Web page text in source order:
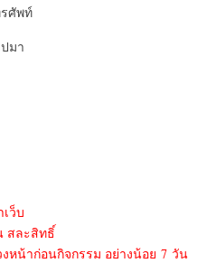
ศัพท์
มา
ว็บ
สละสิทธิ์
หน้าก่อนกิจกรรม อย่างน้อย 7 วัน